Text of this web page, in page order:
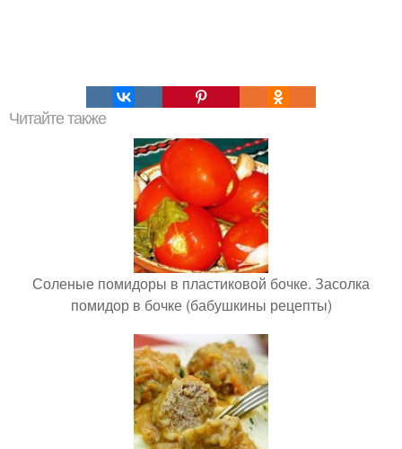
Читайте также
Соленые помидоры в пластиковой бочке. Засолка
помидор в бочке (бабушкины рецепты)